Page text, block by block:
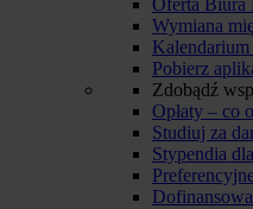
Oferta Biura
Wymiana
Pobierz
Zdobądź
Opłaty – co
Studiuj za
Stypendia